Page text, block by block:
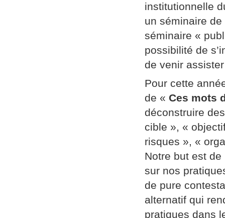
institutionnelle
un séminaire
séminaire «
possibilité de
de venir
Pour cette
de « Ces mots
déconstruire
cible », «
risques », «
Notre but est de
sur nos
de pure
alternatif qui
pratiques dans